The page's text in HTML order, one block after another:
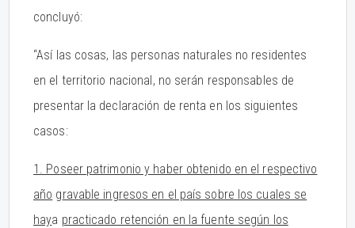
concluyó:
“Así las cosas, las personas naturales no residentes
en el territorio nacional, no serán responsables de
presentar la declaración de renta en los siguientes
casos:
1. Poseer patrimonio y haber obtenido en el respectivo
año gravable ingresos en el país sobre los cuales se
haya practicado retención en la fuente según los